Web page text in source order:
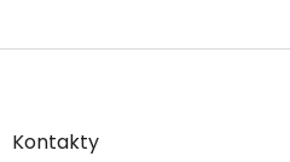
Z
aKontakty